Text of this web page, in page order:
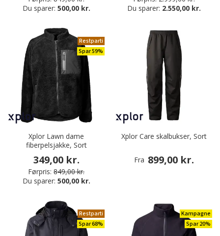
Du sparer: 500,00 kr.
Du sparer: 2.550,00 kr.
Restparti
Spar 59%
Xplor Lawn dame
fiberpelsjakke, Sort
349,00 kr.
Førpris: 849,00 kr.
Du sparer: 500,00 kr.
Xplor Care skalbukser, Sort
Fra 899,00 kr.
Restparti
Spar 68%
Kampagne
Spar 20%